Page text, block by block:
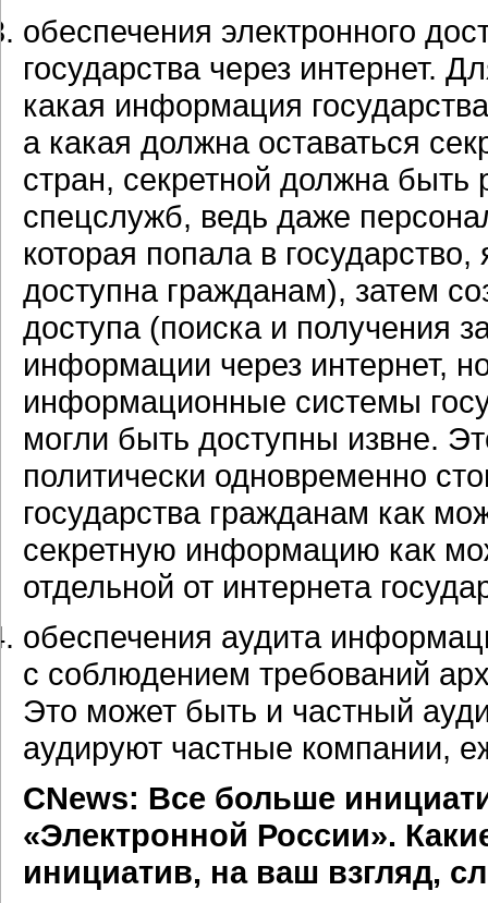
обеспечения электронного
государства через интернет.
какая информация
а какая должна оставаться
стран, секретной должна
спецслужб, ведь даже
которая попала в
доступна гражданам), затем
доступа (поиска и получения
информации через интернет,
информационные системы
могли быть доступны извне.
политически одновременно
государства гражданам как
секретную информацию как
отдельной от интернета
обеспечения аудита
с соблюдением требований
Это может быть и частный
аудируют частные компании,
СNews: Все больше
«Электронной России».
инициатив, на ваш взгляд,